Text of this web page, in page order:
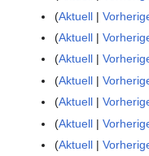
u
0
2
3
u
a
2
3
v
e
m
2
i
n
e
B
e
r
b
e
v
e
m
i
n
e
B
e
r
b
e
m
K
i
n
e
B
e
Aktuell
K
i
n
e
B
e
Aktuell
K
i
n
e
B
6
Aktuell
K
i
n
e
Aktuell
K
i
n
Aktuell
KAktuell
K
2
Aktuell